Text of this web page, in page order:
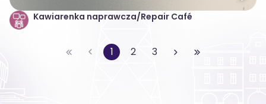
Kawiarenka naprawcza/Repair Café
1 2 3